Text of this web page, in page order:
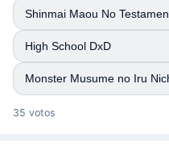
Shinmai Maou No
High School DxD
Monster Musume no Iru
35 votos